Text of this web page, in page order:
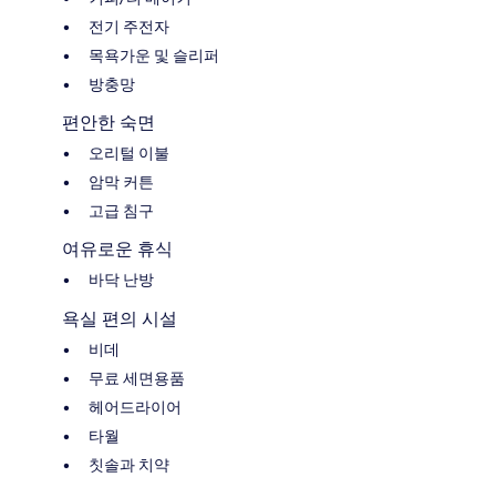
전기 주전자
목욕가운 및 슬리퍼
방충망
편안한 숙면
오리털 이불
암막 커튼
고급 침구
여유로운 휴식
바닥 난방
욕실 편의 시설
비데
무료 세면용품
헤어드라이어
타월
칫솔과 치약